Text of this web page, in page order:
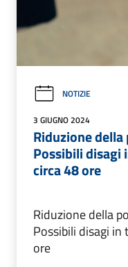
NOTIZIE
3 GIUGNO 2024
Riduzione
Possibili
circa 48 ore
Riduzione della
Possibili disagi
ore